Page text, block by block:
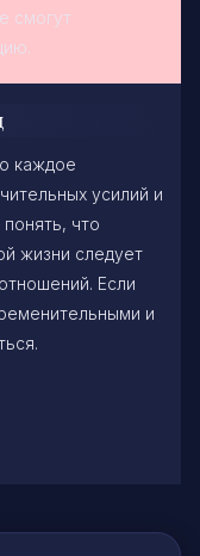
смогут
каждое
усилий и
что
жизни следует
Если
и